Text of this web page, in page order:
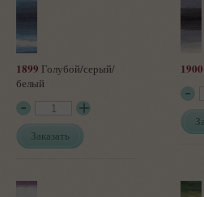
1899 Голубой/серый/
белый
Заказать
1900